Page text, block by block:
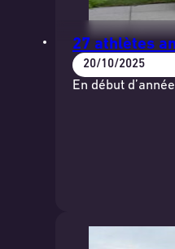
27 athlètes
20/10/2025
En début